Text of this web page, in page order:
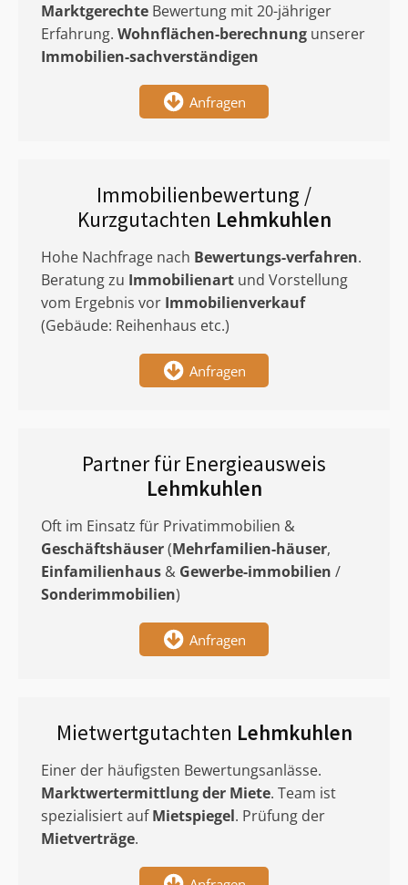
Marktgerechte Bewertung mit 20-jähriger
Erfahrung. Wohnflächen-berechnung unserer
Immobilien-sachverständigen
Anfragen
Immobilienbewertung /
Kurzgutachten Lehmkuhlen
Hohe Nachfrage nach Bewertungs-verfahren.
Beratung zu Immobilienart und Vorstellung
vom Ergebnis vor Immobilienverkauf
(Gebäude: Reihenhaus etc.)
Anfragen
Partner für Energieausweis
Lehmkuhlen
Oft im Einsatz für Privatimmobilien &
Geschäftshäuser(Mehrfamilien-häuser,
Einfamilienhaus & Gewerbe-immobilien /
Sonderimmobilien)
Anfragen
Mietwertgutachten Lehmkuhlen
Einer der häufigsten Bewertungsanlässe.
Marktwertermittlungder Miete. Team ist
spezialisiert aufMietspiegel. Prüfung der
Mietverträge.